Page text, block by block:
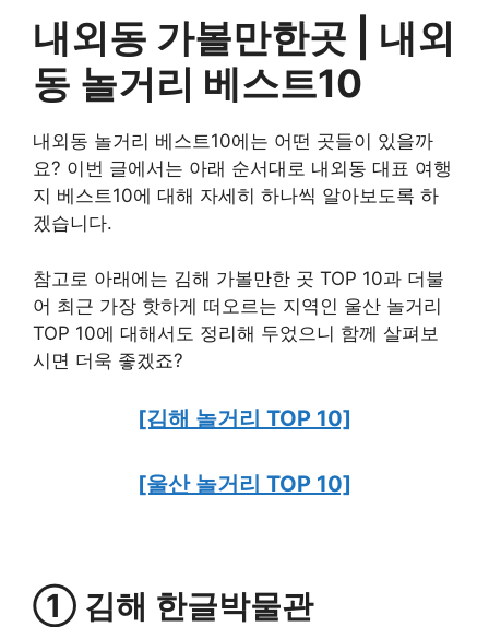
내외동 가볼만한곳 | 내외
동 놀거리 베스트10
내외동 놀거리 베스트10에는 어떤 곳들이 있을까
요? 이번 글에서는 아래 순서대로 내외동 대표 여행
지 베스트10에 대해 자세히 하나씩 알아보도록 하
겠습니다.
참고로 아래에는 김해 가볼만한 곳 TOP 10과 더불
어 최근 가장 핫하게 떠오르는 지역인 울산 놀거리
TOP 10에 대해서도 정리해 두었으니 함께 살펴보
시면 더욱 좋겠죠?
[김해 놀거리 TOP 10]
[울산 놀거리 TOP 10]
① 김해 한글박물관